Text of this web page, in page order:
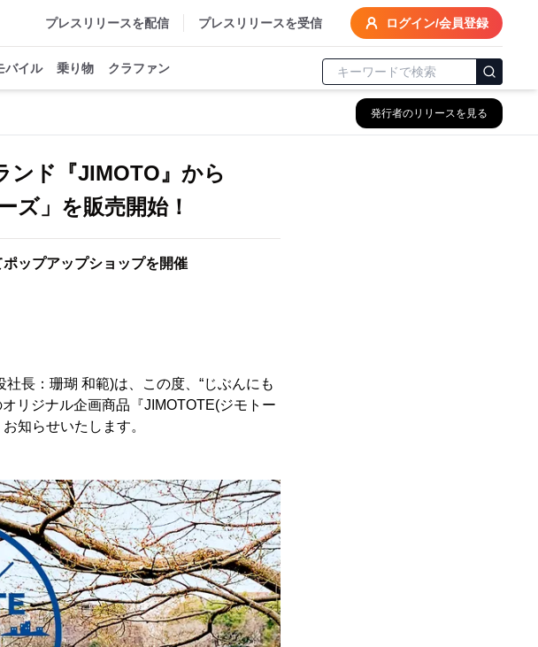
プレスリリースを配信 プレスリリースを受信 ログイン/会員登録
バイル 乗り物 クラファン
発行者のリリースを見る
ンド『JIMOTO』から
ズ」を販売開始！
ップアップショップを開催
長：珊瑚 和範)は、この度、“じぶんにも
リジナル企画商品『JIMOTOTE(ジモトー
知らせいたします。